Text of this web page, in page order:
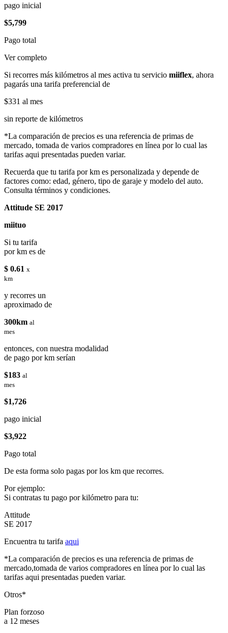
pago inicial
$5,799
Pago total
Ver completo
Si recorres más kilómetros al mes activa tu servicio miiflex, ahora
pagarás una tarifa preferencial de
$331 al mes
sin reporte de kilómetros
*La comparación de precios es una referencia de primas de
mercado, tomada de varios compradores en línea por lo cual las
tarifas aqui presentadas pueden variar.
Recuerda que tu tarifa por km es personalizada y depende de
factores como: edad, género, tipo de garaje y modelo del auto.
Consulta términos y condiciones.
Attitude SE 2017
miituo
Si tu tarifa
por km es de
$ 0.61 x
km
y recorres un
aproximado de
300km al
mes
entonces, con nuestra modalidad
de pago por km serían
$183 al
mes
$1,726
pago inicial
$3,922
Pago total
De esta forma solo pagas por los km que recorres.
Por ejemplo:
Si contratas tu pago por kilómetro para tu:
Attitude
SE 2017
Encuentra tu tarifa aqui
*La comparación de precios es una referencia de primas de
mercado,tomada de varios compradores en línea por lo cual las
tarifas aqui presentadas pueden variar.
Otros*
Plan forzoso
a 12 meses